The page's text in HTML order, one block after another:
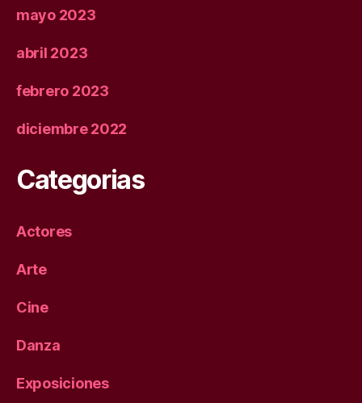
mayo 2023
abril 2023
febrero 2023
diciembre 2022
Categorias
Actores
Arte
Cine
Danza
Exposiciones